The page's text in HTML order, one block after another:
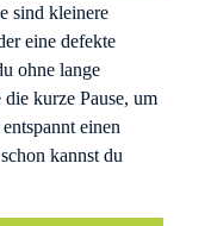
sind kleinere
eine defekte
ohne lange
kurze Pause, um
einen
kannst du